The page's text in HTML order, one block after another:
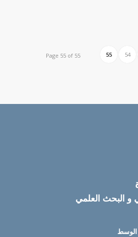
Page 55 of 55 54
55
و البحث العلمي
الوسط